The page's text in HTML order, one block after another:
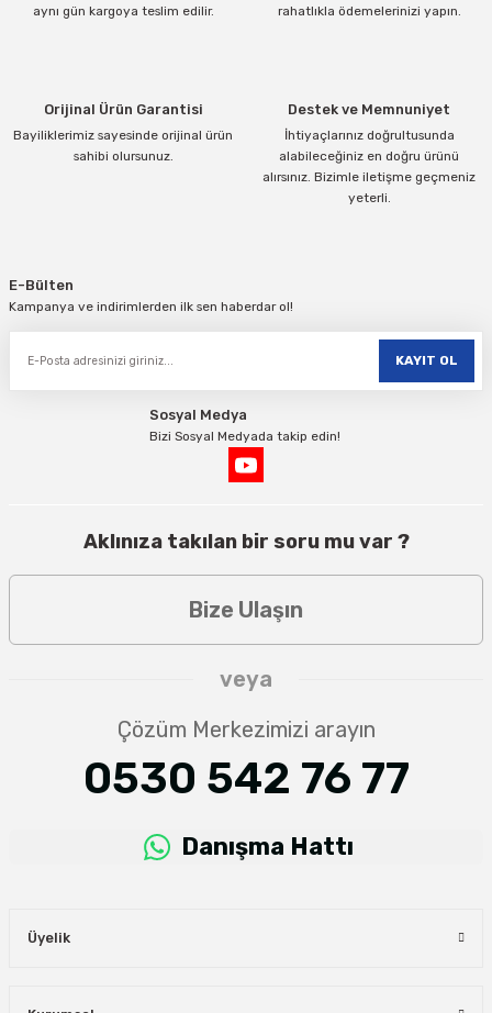
aynı gün kargoya teslim edilir.
rahatlıkla ödemelerinizi yapın.
Orijinal Ürün Garantisi
Bayiliklerimiz sayesinde orijinal ürün
sahibi olursunuz.
Destek ve Memnuniyet
İhtiyaçlarınız doğrultusunda
alabileceğiniz en doğru ürünü
alırsınız. Bizimle iletişme geçmeniz
yeterli.
E-Bülten
Kampanya ve indirimlerden ilk sen haberdar ol!
KAYIT OL
Sosyal Medya
Bizi Sosyal Medyada takip edin!
Aklınıza takılan bir soru mu var ?
Bize Ulaşın
veya
Çözüm Merkezimizi arayın
0530 542 76 77
Danışma Hattı
Üyelik